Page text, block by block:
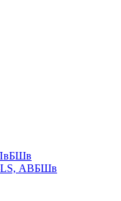
LS, АВБШв